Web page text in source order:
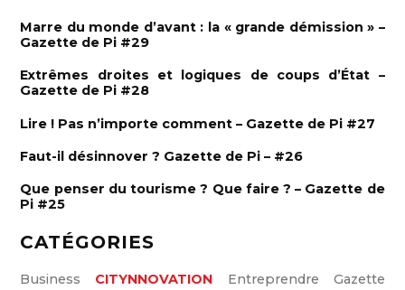
e
r
h
r
r
c
r
Marre du monde d’avant : la « grande démission » –
Gazette de Pi #29
Extrêmes droites et logiques de coups d’État –
Gazette de Pi #28
Lire ! Pas n’importe comment – Gazette de Pi #27
Faut-il désinnover ? Gazette de Pi – #26
Que penser du tourisme ? Que faire ? – Gazette de
Pi #25
CATÉGORIES
Business CITYNNOVATION Entreprendre
Gazette